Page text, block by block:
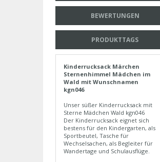
BEWERTUNGEN
PRODUKTTAGS
Kinderrucksack Märchen
Sternenhimmel Mädchen im
Wald mit Wunschnamen
kgn046
Unser süßer Kinderrucksack mit
Sterne Mädchen Wald kgn046
Der Kinderrucksack eignet sich
bestens für den Kindergarten, als
Sportbeutel, Tasche für
Wechselsachen, als Begleiter für
Wandertage und Schulausflüge.